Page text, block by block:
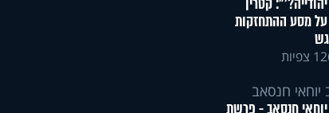
קטרין
על מסע ההתחזקות
יוחאי חנסאב